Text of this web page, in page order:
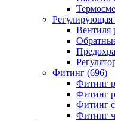
Регулирующая
Вентиля
Фитинг (696)
Фитинг
Фитинг
Фитинг
Фитинг